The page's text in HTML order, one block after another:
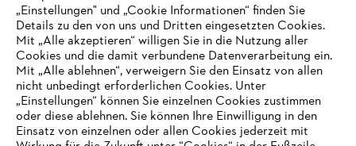
Übermittlung Ihrer Daten an Länder außerhalb des EWR und
der Schweiz
Im Zusammenhang mit dem Einsatz von Google Analytics werden
personenbezogene Daten in Länder außerhalb des EWR und der
Schweiz übermittelt. Nähere Informationen hierzu finden Sie unter
Ziff. 8 dieser Datenschutzhinweise.
„Einstellungen" und „Cookie Informationen“ finden Sie
Details zu den von uns und Dritten eingesetzten Cookies.
Mit „Alle akzeptieren“ willigen Sie in die Nutzung aller
Cookies und die damit verbundene Datenverarbeitung ein.
Mit „Alle ablehnen“, verweigern Sie den Einsatz von allen
nicht unbedingt erforderlichen Cookies. Unter
„Einstellungen“ können Sie einzelnen Cookies zustimmen
oder diese ablehnen. Sie können Ihre Einwilligung in den
Einsatz von einzelnen oder allen Cookies jederzeit mit